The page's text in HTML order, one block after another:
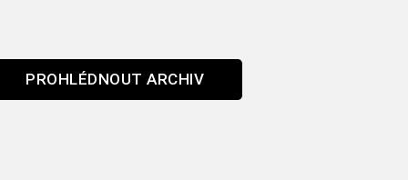
PROHLÉDNOUT ARCHIV